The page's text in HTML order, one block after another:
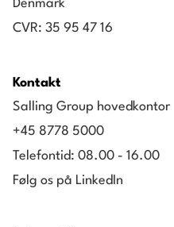
Denmark
CVR: 35 95 47 16
Kontakt
Salling Group hovedkontor
+45 8778 5000
Telefontid: 08.00 - 16.00
Følg os på LinkedIn